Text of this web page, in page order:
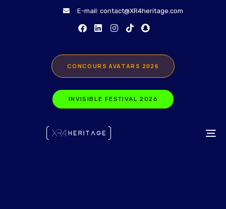
E-mail: contact@XR4heritage.com
CONCOURS AVATARS 2026
INVISIBLE FESTIVAL 2026